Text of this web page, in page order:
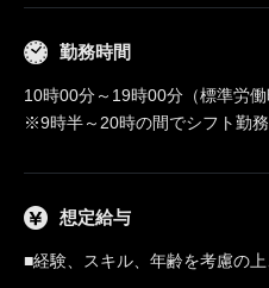
勤務時間
10時00分～19時00分（標準労働
※9時半～20時の間でシフト勤務
想定給与
■経験、スキル、年齢を考慮の